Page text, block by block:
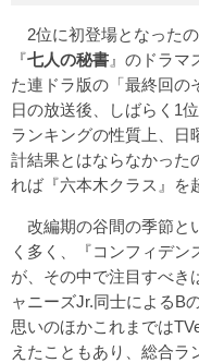
2位に初登場となった
『七人の秘書 』のドラマ
た連ドラ版の「最終回の
日の放送後、しばらく1
ランキングの性質上、日
計結果とはならなかった
れば『六本木クラス』を
改編期の谷間の季節と
く多く、『コンフィデ
が、その中で注目すべき
ャニーズJr.同士によるB
思いのほかこれまでは
えたこともあり、総合